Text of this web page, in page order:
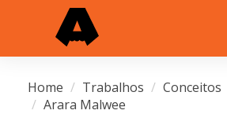
Home Trabalhos Conceitos
Arara Malwee